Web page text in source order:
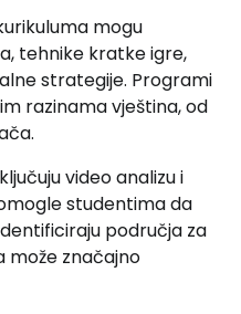
mogu
tehnike kratke igre,
strategije. Programi
razinama vještina, od
video analizu i
studentima da
područja za
može značajno